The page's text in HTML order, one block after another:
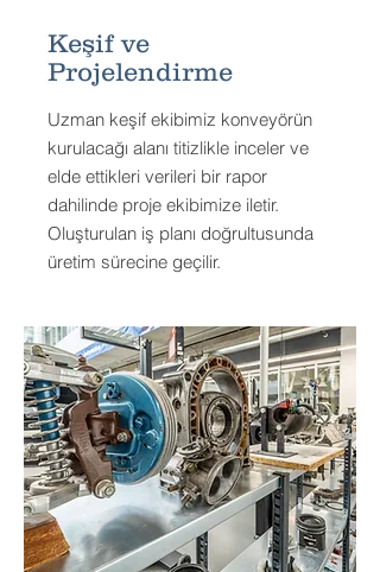
Keşif ve
Projelendirme
Uzman keşif ekibimiz konveyörün
kurulacağı alanı titizlikle inceler ve
elde ettikleri verileri bir rapor
dahilinde proje ekibimize iletir.
Oluşturulan iş planı doğrultusunda
üretim sürecine geçilir.